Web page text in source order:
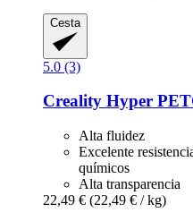
Cesta
5.0 (3)
Creality Hyper
Alta fluidez
Excelente
químicos
Alta transparencia
22,49 € (22,49 € / kg)